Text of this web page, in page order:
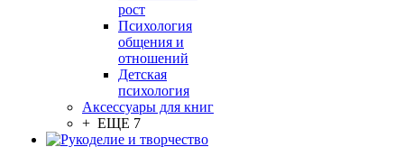
рост
Психология
общения и
отношений
Детская
психология
Аксессуары для книг
+ ЕЩЕ 7